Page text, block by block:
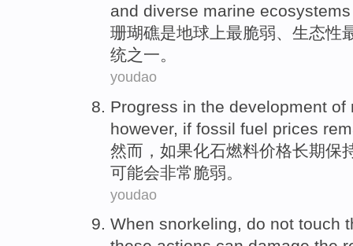
and diverse marine ecosystems
珊瑚礁是地球上最脆弱、 生态性
统之一。
youdao
Progress in the development of
however, if fossil fuel prices
然而 ， 如果化石燃料价格长期保
可能会非常脆弱 。
youdao
When snorkeling, do not touch